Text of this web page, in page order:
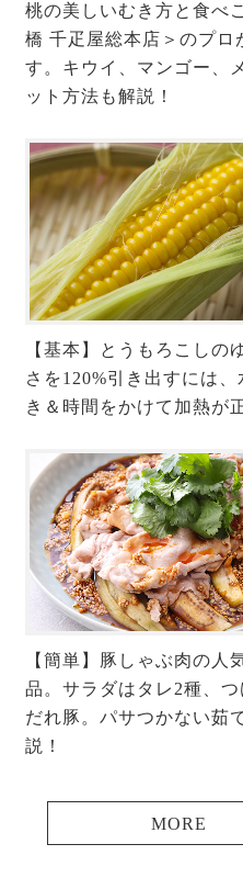
桃の美しいむき方と食べ
橋 千疋屋総本店＞のプロ
す。キウイ、マンゴー、
ット方法も解説！
【基本】とうもろこしの
さを120%引き出すには
き＆時間をかけて加熱が
【簡単】豚しゃぶ肉の人
品。サラダはタレ2種、つ
だれ豚。パサつかない茹
説！
MORE